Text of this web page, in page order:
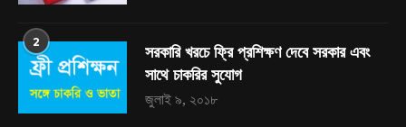
2
সরকারি খরচে ফ্রি প্রশিক্ষণ দেবে সরকার এবং
সাথে চাকরির সুযোগ
জুলাই ৯, ২০১৮